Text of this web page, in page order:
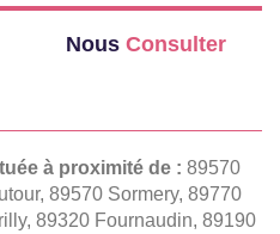
Nous Consulter
à proximité de : 89570
89570 Sormery, 89770
89320 Fournaudin, 89190